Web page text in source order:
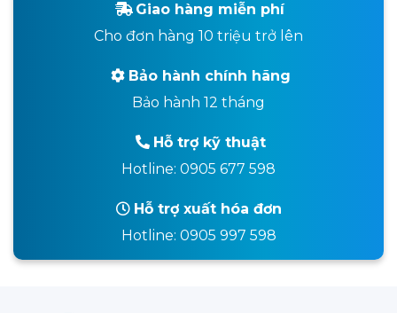
Giao hàng miễn phí
Cho đơn hàng 10 triệu trở lên
Bảo hành chính hãng
Bảo hành 12 tháng
Hỗ trợ kỹ thuật
Hotline: 0905 677 598
Hỗ trợ xuất hóa đơn
Hotline: 0905 997 598